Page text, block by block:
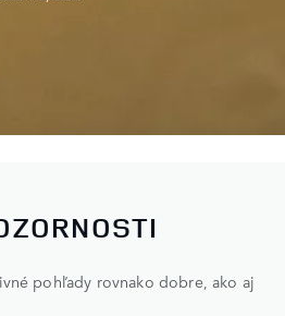
pohľady rovnako dobre, ako aj